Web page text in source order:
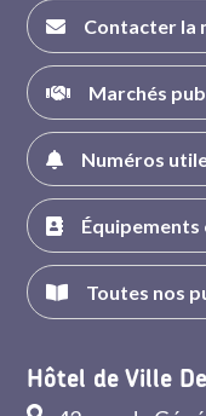
Contacter la
Marchés
Numéros
Équipements
Toutes nos
Hôtel de Ville